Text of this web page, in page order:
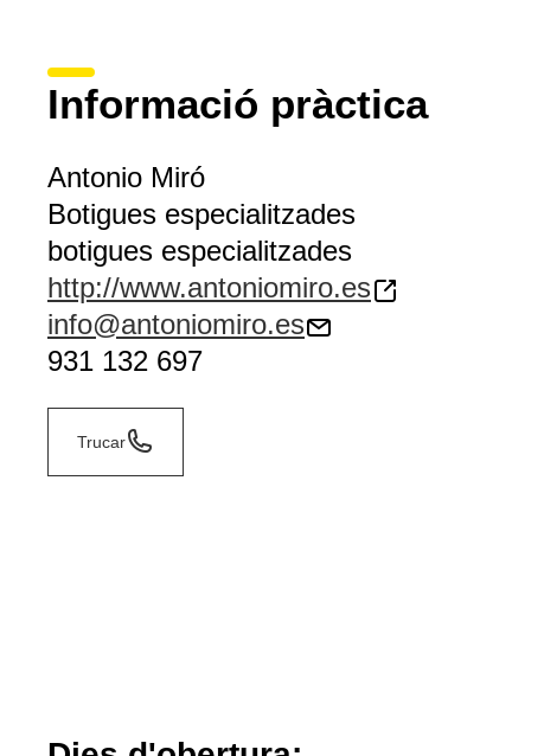
Informació pràctica
Antonio Miró
Botigues especialitzades
botigues especialitzades
http://www.antoniomiro.es
info@antoniomiro.es
931 132 697
Trucar